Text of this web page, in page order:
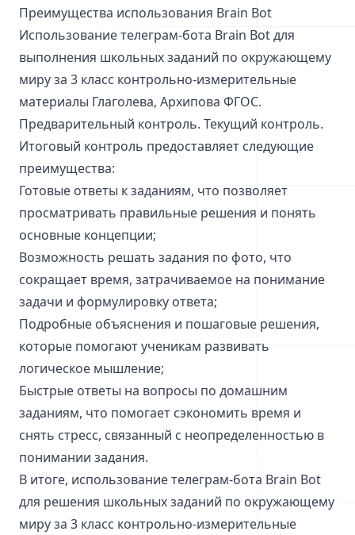
Преимущества использования Brain Bot
Использование телеграм-бота Brain Bot для
выполнения школьных заданий по окружающему
миру за 3 класс контрольно-измерительные
материалы Глаголева, Архипова ФГОС.
Предварительный контроль. Текущий контроль.
Итоговый контроль предоставляет следующие
преимущества:
Готовые ответы к заданиям, что позволяет
просматривать правильные решения и понять
основные концепции;
Возможность решать задания по фото, что
сокращает время, затрачиваемое на понимание
задачи и формулировку ответа;
Подробные объяснения и пошаговые решения,
которые помогают ученикам развивать
логическое мышление;
Быстрые ответы на вопросы по домашним
заданиям, что помогает сэкономить время и
снять стресс, связанный с неопределенностью в
понимании задания.
В итоге, использование телеграм-бота Brain Bot
для решения школьных заданий по окружающему
миру за 3 класс контрольно-измерительные